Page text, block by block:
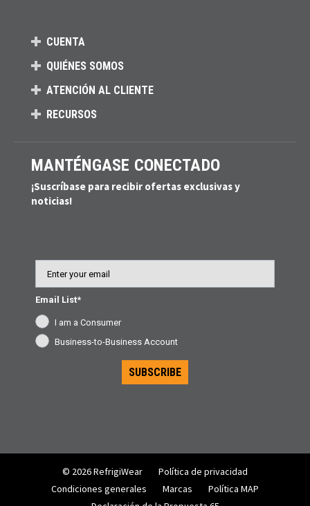
CUENTA
QUIÉNES SOMOS
ATENCIÓN AL CLIENTE
RECURSOS
MANTÉNGASE CONECTADO
¡Suscríbase para recibir ofertas exclusivas y
noticias!
Email List*
I am a Consumer
Business-to-Business Account
SUBSCRIBE
© 2026 RefrigiWear
Política de privacidad
Condiciones generales
Marcas
Política MAP